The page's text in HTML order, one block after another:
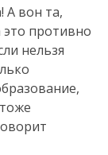
А вон та,
это противно
нельзя